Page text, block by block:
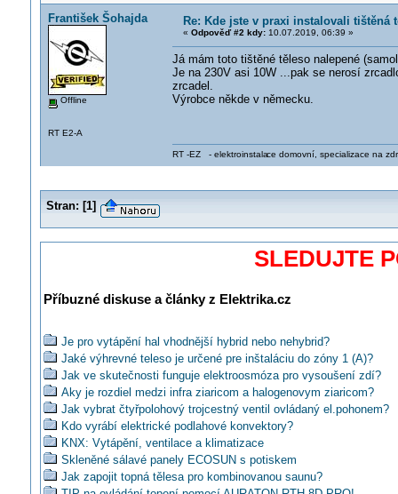
František Šohajda
Offline
RT E2-A
Re: Kde jste v praxi instalovali tištěná
« Odpověď #2 kdy:10.07.2019, 06:39 »
Já mám toto tištěné těleso nalepené
Je na 230V asi 10W ...pak se nerosí
zrcadel.
Výrobce někde v německu.
RT -EZ - elektroinstalace domovní, specializace na
Stran: [1]
SLEDUJTE
Příbuzné diskuse a články z Elektrika.cz
Je pro vytápění hal vhodnější hybrid nebo nehybrid?
Jaké výhrevné teleso je určené pre inštaláciu do zóny 1 (A)?
Jak ve skutečnosti funguje elektroosmóza pro vysoušení zdí?
Aky je rozdiel medzi infra ziaricom a halogenovym ziaricom?
Jak vybrat čtyřpolohový trojcestný ventil ovládaný el.pohonem?
Kdo vyrábí elektrické podlahové konvektory?
KNX: Vytápění, ventilace a klimatizace
Skleněné sálavé panely ECOSUN s potiskem
Jak zapojit topná tělesa pro kombinovanou saunu?